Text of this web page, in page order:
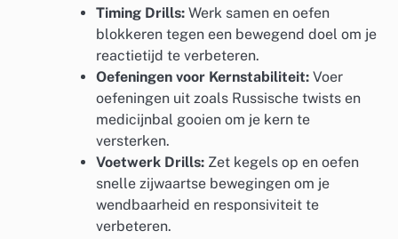
Timing Drills: Werk samen en oefen
blokkeren tegen een bewegend doel om je
reactietijd te verbeteren.
Oefeningen voor Kernstabiliteit: Voer
oefeningen uit zoals Russische twists en
medicijnbal gooien om je kern te
versterken.
Voetwerk Drills: Zet kegels op en oefen
snelle zijwaartse bewegingen om je
wendbaarheid en responsiviteit te
verbeteren.